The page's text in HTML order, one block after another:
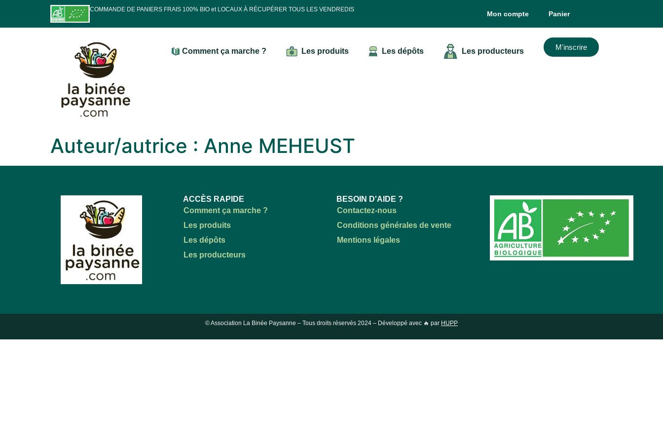
COMMANDE DE PANIERS FRAIS 100% BIO et LOCAUX À RÉCUPÉRER TOUS LES VENDREDIS
Mon compte Panier
Comment ça marche ? Les produits Les dépôts Les producteurs M'inscrire
Auteur/autrice : Anne MEHEUST
ACCÈS RAPIDE
Comment ça marche ?
Les produits
Les dépôts
Les producteurs
BESOIN D'AIDE ?
Contactez-nous
Conditions générales de vente
Mentions légales
© Association La Binée Paysanne – Tous droits réservés 2024 – Développé avec 🔥 par HUPP